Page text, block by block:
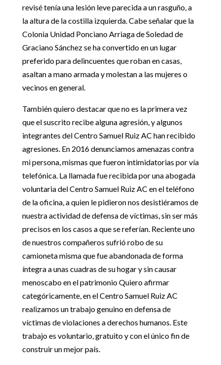
revisé tenía una lesión leve parecida a un rasguño, a
la altura de la costilla izquierda. Cabe señalar que la
Colonia Unidad Ponciano Arriaga de Soledad de
Graciano Sánchez se ha convertido en un lugar
preferido para delincuentes que roban en casas,
asaltan a mano armada y molestan a las mujeres o
vecinos en general.
También quiero destacar que no es la primera vez
que el suscrito recibe alguna agresión, y algunos
integrantes del Centro Samuel Ruiz AC han recibido
agresiones. En 2016 denunciamos amenazas contra
mi persona, mismas que fueron intimidatorias por vía
telefónica. La llamada fue recibida por una abogada
voluntaria del Centro Samuel Ruiz AC en el teléfono
de la oficina, a quien le pidieron nos desistiéramos de
nuestra actividad de defensa de víctimas, sin ser más
precisos en los casos a que se referían. Reciente uno
de nuestros compañeros sufrió robo de su
camioneta misma que fue abandonada de forma
íntegra a unas cuadras de su hogar y sin causar
menoscabo en el patrimonio Quiero afirmar
categóricamente, en el Centro Samuel Ruiz AC
realizamos un trabajo genuino en defensa de
víctimas de violaciones a derechos humanos. Este
trabajo es voluntario, gratuito y con el único fin de
construir un mejor país.